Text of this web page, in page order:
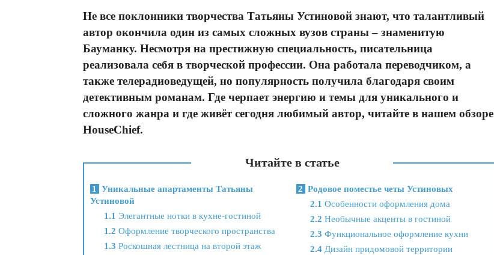
Не все поклонники творчества Татьяны Устиновой знают, что талантливый
автор окончила один из самых сложных вузов страны – знаменитую
Бауманку. Несмотря на престижную специальность, писательница
реализовала себя в творческой профессии. Она работала переводчиком, а
также телерадиоведущей, но популярность получила благодаря своим
детективным романам. Где черпает энергию и темы для уникального и
сложного жанра и где живёт сегодня любимый автор, читайте в нашем обзоре
HouseChief.
Читайте в статье
1
Уникальные апартаменты Татьяны
Устиновой
1.1 Элегантные нотки в кухне-гостиной
1.2 Оформление творческого пространства
1.3 Роскошная лестница на второй этаж
2 Родовое поместье четы Устиновых
2.1 Особенности оформления дома
2.2 Необычные акценты в гостиной
2.3 Функциональное оформление кухни
2.4 Дизайн придомовой территории